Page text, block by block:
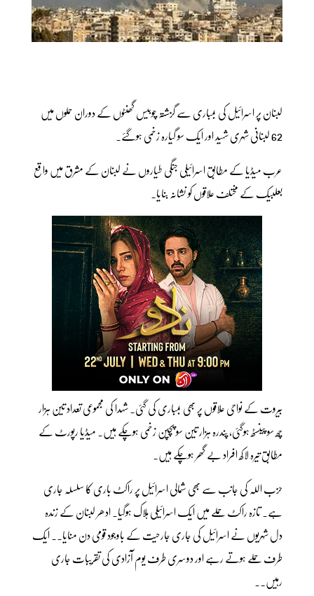
لبنان پر اسرائیل کی بمباری سے گزشتہ چوبیس گھنٹوں کے دوران حملوں میں
62 لبنانی شہری شہید اور ایک سو گیارہ زخمی ہوگئے۔
عرب میڈیا کے مطابق اسرائیلی جنگی طیاروں نے لبنان کے مشرق میں واقع
بعلبیک کے مختلف علاقوں کو نشانہ بنایا۔
بیروت کے نواحی علاقوں پر بھی بمباری کی گئی۔ شہدا کی مجموعی تعداد تین ہزار
چھ سو پینسٹھ ہوگئی، پندرہ ہزار تین سو پچپن زخمی ہوچکے ہیں۔ میڈیا رپورٹ کے
مطابق تیرہ لاکھ افراد بے گھر ہوچکے ہیں۔
حزب اللہ کی جانب سے بھی شمالی اسرائیل پر راکٹ باری کا سلسلہ جاری
ہے۔ تازہ راکٹ حملے میں ایک اسرائیلی ہلاک ہوگیا۔ ادھر لبنان کے زندہ
دل شہریوں نے اسرائیل کی جاری جارحیت کے باوجود قومی دن منایا۔۔ ایک
طرف حملے ہوتے رہے اور دوسری طرف یوم آزادی کی تقریبات جاری
رہیں۔۔